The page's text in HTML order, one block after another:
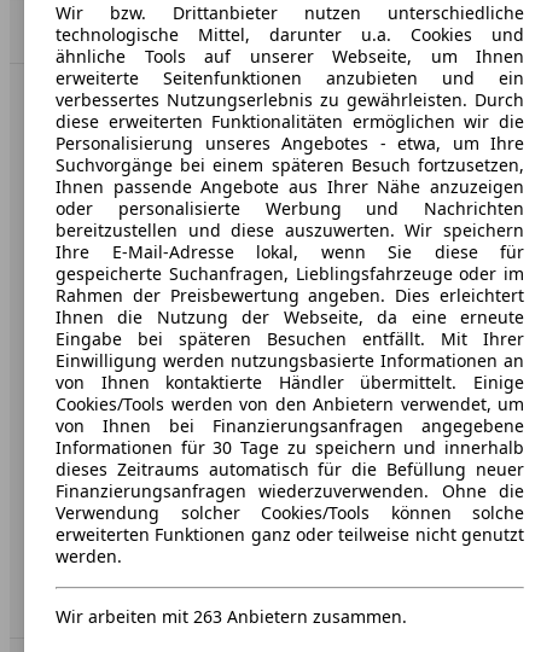
Nach Oben
AutoScout24: Europaweit der größte Online-Automarkt.
Unternehmen
Über AutoScout24
Presse
Karriere
Werbung
AGB
Datenschutz
Impressum
Erklärung zur Barrierefreiheit
Wir bzw. Drittanbieter nutzen unterschiedliche
technologische Mittel, darunter u.a. Cookies und
ähnliche Tools auf unserer Webseite, um Ihnen
erweiterte Seitenfunktionen anzubieten und ein
verbessertes Nutzungserlebnis zu gewährleisten. Durch
diese erweiterten Funktionalitäten ermöglichen wir die
Personalisierung unseres Angebotes - etwa, um Ihre
Suchvorgänge bei einem späteren Besuch fortzusetzen,
Ihnen passende Angebote aus Ihrer Nähe anzuzeigen
oder personalisierte Werbung und Nachrichten
bereitzustellen und diese auszuwerten. Wir speichern
Ihre E-Mail-Adresse lokal, wenn Sie diese für
gespeicherte Suchanfragen, Lieblingsfahrzeuge oder im
Rahmen der Preisbewertung angeben. Dies erleichtert
Ihnen die Nutzung der Webseite, da eine erneute
Eingabe bei späteren Besuchen entfällt. Mit Ihrer
Einwilligung werden nutzungsbasierte Informationen an
von Ihnen kontaktierte Händler übermittelt. Einige
Cookies/Tools werden von den Anbietern verwendet, um
von Ihnen bei Finanzierungsanfragen angegebene
Informationen für 30 Tage zu speichern und innerhalb
dieses Zeitraums automatisch für die Befüllung neuer
Finanzierungsanfragen wiederzuverwenden. Ohne die
Verwendung solcher Cookies/Tools können solche
erweiterten Funktionen ganz oder teilweise nicht genutzt
werden.
Wir arbeiten mit 263 Anbietern zusammen.